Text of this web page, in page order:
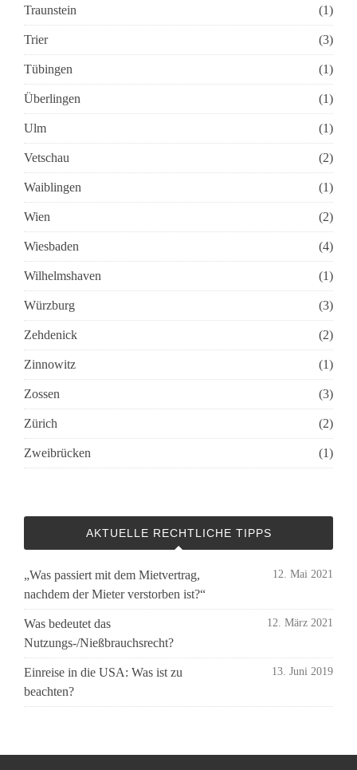
Traunstein (1)
Trier (3)
Tübingen (1)
Überlingen (1)
Ulm (1)
Vetschau (2)
Waiblingen (1)
Wien (2)
Wiesbaden (4)
Wilhelmshaven (1)
Würzburg (3)
Zehdenick (2)
Zinnowitz (1)
Zossen (3)
Zürich (2)
Zweibrücken (1)
AKTUELLE RECHTLICHE TIPPS
„Was passiert mit dem Mietvertrag,
nachdem der Mieter verstorben ist?“
12. Mai 2021
Was bedeutet das
Nutzungs-/Nießbrauchsrecht?
12. März 2021
Einreise in die USA: Was ist zu
beachten?
13. Juni 2019